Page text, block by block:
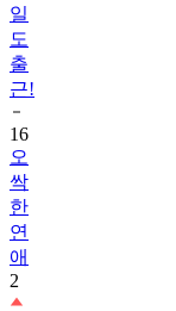
일
도
출
근!
16
오
싹
한
연
애
2